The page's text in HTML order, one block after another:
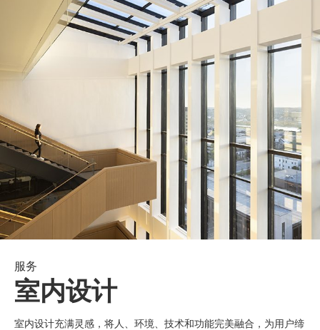
服务
室内设计
室内设计充满灵感，将人、环境、技术和功能完美融合，为用户缔